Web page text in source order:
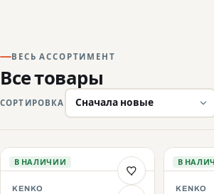
ВЕСЬ АССОРТИМЕНТ
Все товары
СОРТИРОВКА
В НАЛИЧИИ
KENKO
В
KENKO